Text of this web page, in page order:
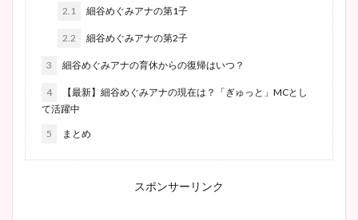
2.1 細谷めぐみアナの第1子
2.2 細谷めぐみアナの第2子
3 細谷めぐみアナの育休からの復帰はいつ？
4
【最新】細谷めぐみアナの現在は？「ぎゅっと」MCとし
て活躍中
5 まとめ
スポンサーリンク